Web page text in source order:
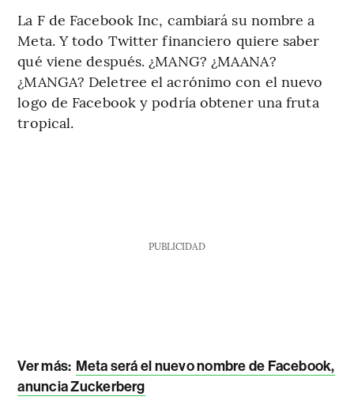
La F de Facebook Inc, cambiará su nombre a
Meta. Y todo Twitter financiero quiere saber
qué viene después. ¿MANG? ¿MAANA?
¿MANGA? Deletree el acrónimo con el nuevo
logo de Facebook y podría obtener una fruta
tropical.
PUBLICIDAD
Ver más: Meta será el nuevo nombre de Facebook,
anuncia Zuckerberg